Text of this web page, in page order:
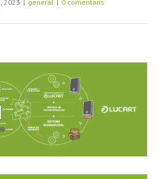
2023 general
0 comentaris